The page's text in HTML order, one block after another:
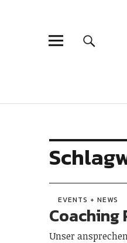
EVENTS + NEWS
Coaching
Unser